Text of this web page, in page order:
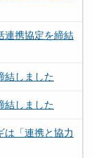
連携協定を締結
結しました
結しました
は「連携と協力